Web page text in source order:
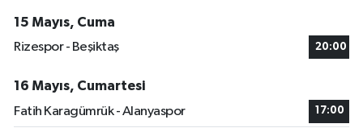
15 Mayıs, Cuma
Rizespor - Beşiktaş
20:00
16 Mayıs, Cumartesi
Fatih Karagümrük - Alanyaspor
17:00